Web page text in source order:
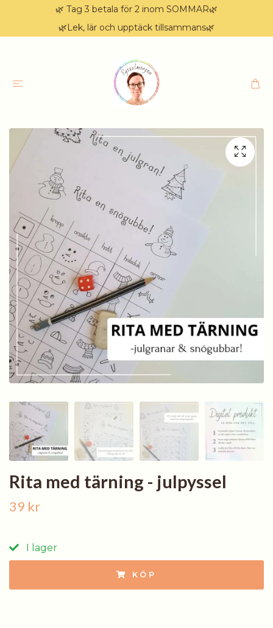
🌿 Tag 3 betala för 2 inom SOMMAR🌿
🌿Lek, lär och upptäck tillsammans🌿
Rita med tärning - julpyssel
39 kr
I lager
KÖP